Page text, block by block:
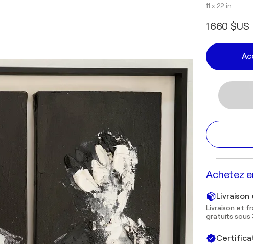
11 x 22 in
1 660 $US
Achetez
Livraison et
gratuits sous